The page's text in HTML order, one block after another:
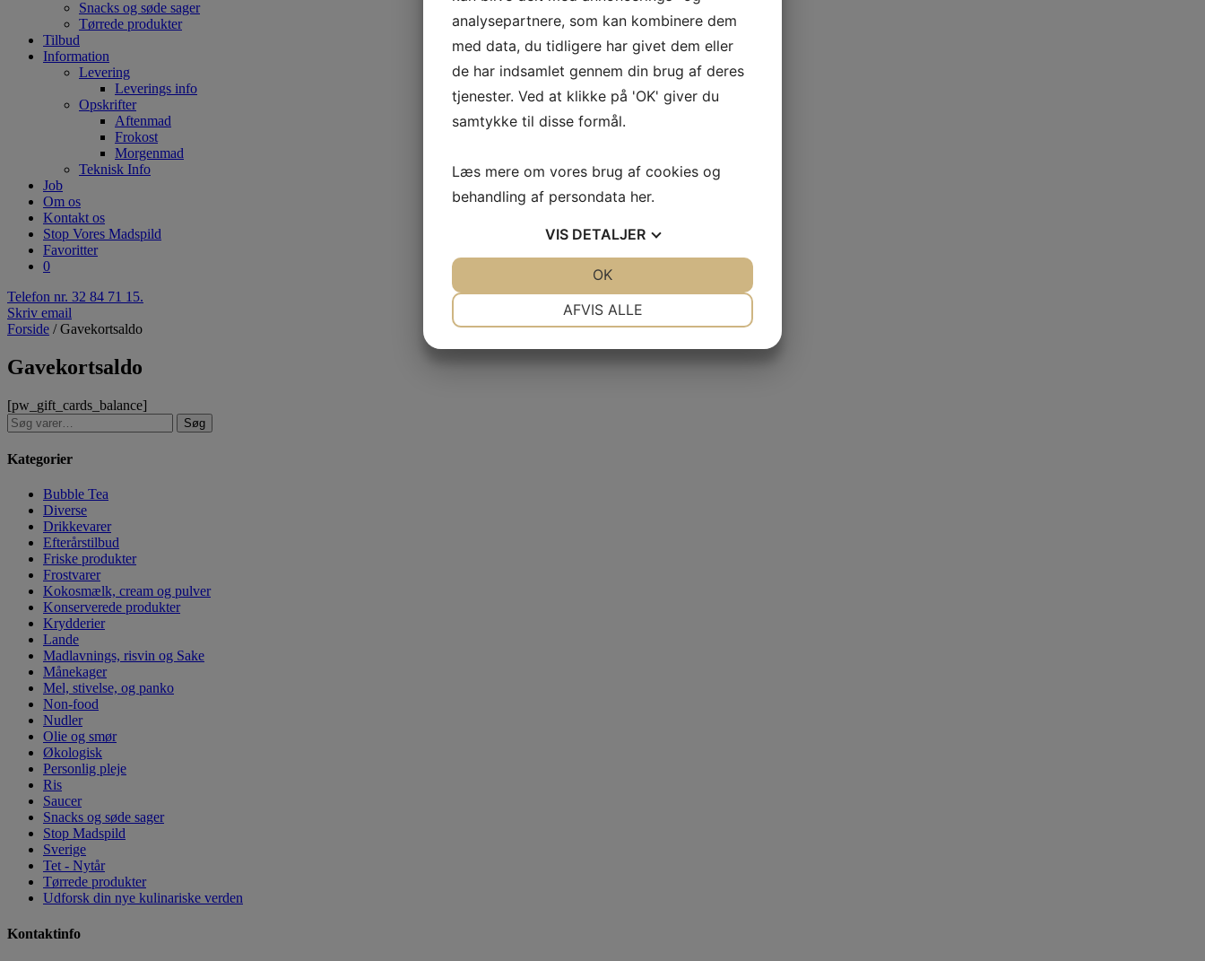
Snacks og søde sager
Tørrede produkter
Tilbud
Information
Levering
Leverings info
Opskrifter
Aftenmad
Frokost
Morgenmad
Teknisk Info
Job
Om os
Kontakt os
Stop Vores Madspild
Favoritter
0
Telefon nr. 32 84 71 15.
Skriv email
Forside / Gavekortsaldo
Gavekortsaldo
[pw_gift_cards_balance]
Søg
Kategorier
Bubble Tea
Diverse
Drikkevarer
Efterårstilbud
Friske produkter
Frostvarer
Kokosmælk, cream og pulver
Konserverede produkter
Krydderier
Lande
Madlavnings, risvin og Sake
Månekager
Mel, stivelse, og panko
Non-food
Nudler
Olie og smør
Økologisk
Personlig pleje
Ris
Saucer
Snacks og søde sager
Stop Madspild
Sverige
Tet - Nytår
Tørrede produkter
Udforsk din nye kulinariske verden
Kontaktinfo
analysepartnere, som kan kombinere dem
med data, du tidligere har givet dem eller
de har indsamlet gennem din brug af deres
tjenester. Ved at klikke på 'OK' giver du
samtykke til disse formål.
Læs mere om vores brug af cookies og
behandling af persondata her.
VIS DETALJER
AFVIS ALLE
OK